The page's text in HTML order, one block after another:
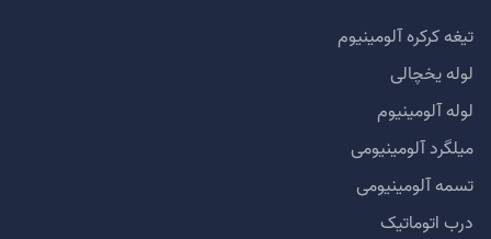
تیغه کرکره آلومینیوم
لوله یخچالی
لوله آلومینیوم
میلگرد آلومینیومی
تسمه آلومینیومی
درب اتوماتیک